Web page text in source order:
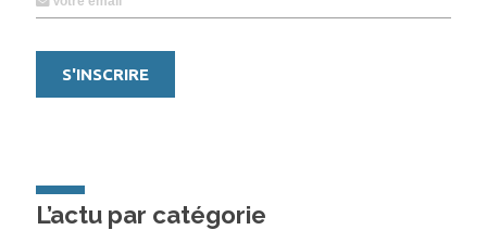
L’actu par catégorie